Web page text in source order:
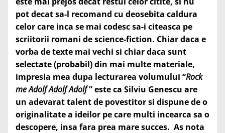
pot decatsa-l recomand cu deosebita caldura
celor care inca se mai codesc sa-i citeasca pe
scriitorii romani de science-fiction. Chiar daca e
vorba de texte mai vechi si chiar daca sunt
selectate (probabil) din mai multe materiale,
impresia mea dupa lecturarea volumului “Rock
me Adolf Adolf Adolf” este ca Silviu Genescu are
un adevarat talent de povestitor si dispune de o
originalitate a ideilor pe care multi incearca sa o
descopere, insa fara prea mare succes. As nota